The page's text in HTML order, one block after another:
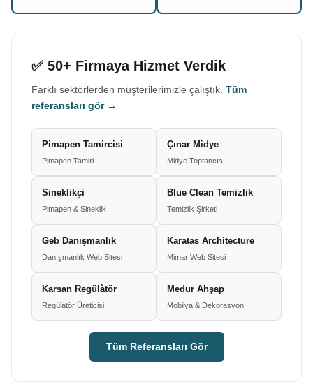
✅ 50+ Firmaya Hizmet Verdik
Farklı sektörlerden müşterilerimizle çalıştık. Tüm
referansları gör →
Pimapen Tamircisi
Pimapen Tamiri
Çınar Midye
Midye Toptancısı
Sineklikçi
Pimapen & Sineklik
Blue Clean Temizlik
Temizlik Şirketi
Geb Danışmanlık
Danışmanlık Web Sitesi
Karatas Architecture
Mimar Web Sitesi
Karsan Regülàtör
Regülàtör Üreticisi
Medur Ahşap
Mobilya & Dekorasyon
Tüm Referansları Gör